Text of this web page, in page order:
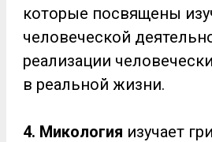
которые посвящены
человеческой
реализации
в реальной жизни.
4. Микология изучает